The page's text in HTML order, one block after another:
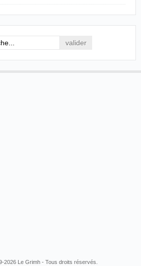
2026 Le Grimh - Tous droits réservés.